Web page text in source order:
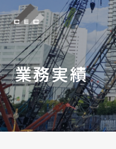
業務実績